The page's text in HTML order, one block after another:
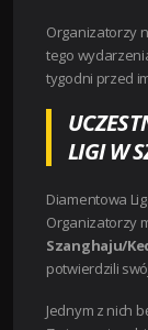
Organizatorzy
tego
tygodni przed
LIGI W
Diamentowa
Organizatorzy
Szanghaju/
potwierdzili
Jednym z nich